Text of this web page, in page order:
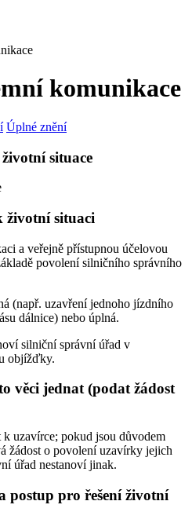
komunikace
Úplné znění
situace
životní situaci
a veřejně přístupnou účelovou
povolení silničního správního
(např. uzavření jednoho jízdního
dálnice) nebo úplná.
silniční správní úřad v
objížďky.
věci jednat (podat žádost
uzavírce; pokud jsou důvodem
žádost o povolení uzavírky jejich
úřad nestanoví jinak.
postup pro řešení životní